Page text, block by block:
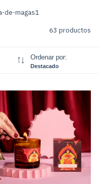
de-magas1
63 productos
Ordenar por:
Destacado